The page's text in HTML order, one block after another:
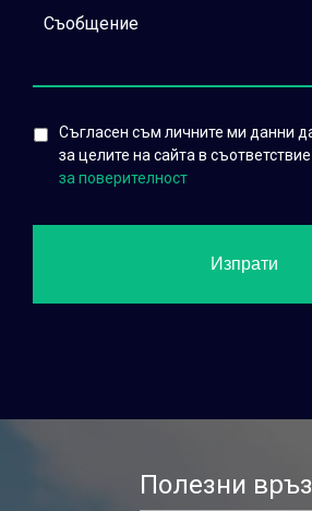
Съгласен съм личните ми данни
за целите на сайта в
за поверителност
Полезни